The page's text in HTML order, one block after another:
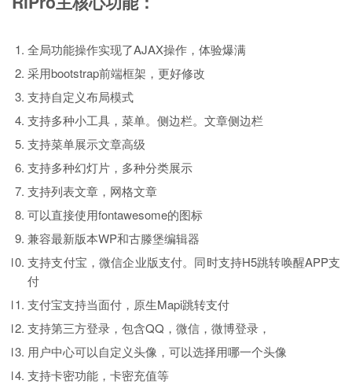
全局功能操作实现了AJAX操作，体验爆满
采用bootstrap前端框架，更好修改
支持自定义布局模式
支持多种小工具，菜单。侧边栏。文章侧边栏
支持菜单展示文章高级
支持多种幻灯片，多种分类展示
支持列表文章，网格文章
可以直接使用fontawesome的图标
兼容最新版本WP和古滕堡编辑器
支持支付宝，微信企业版支付。同时支持H5跳转唤醒APP支
付
支付宝支持当面付，原生Mapi跳转支付
支持第三方登录，包含QQ，微信，微博登录，
用户中心可以自定义头像，可以选择用哪一个头像
支持卡密功能，卡密充值等